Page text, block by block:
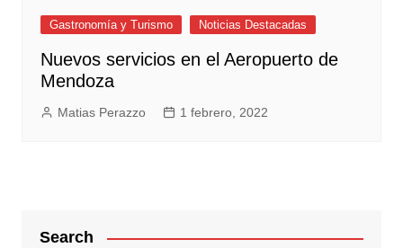
Gastronomía y Turismo Noticias Destacadas
Nuevos servicios en el Aeropuerto de
Mendoza
Matias Perazzo 1 febrero, 2022
Search